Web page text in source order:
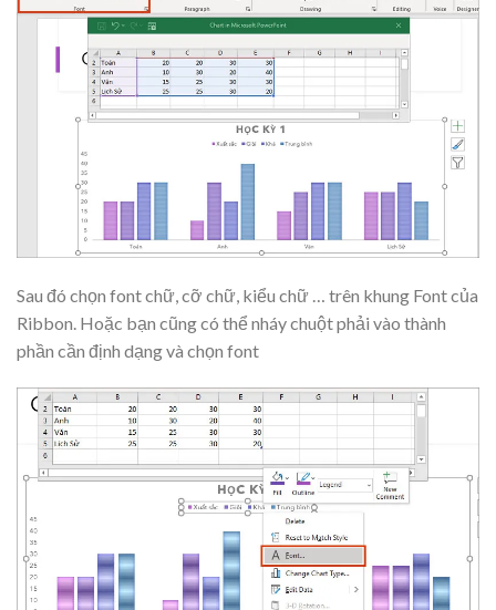
Sau đó chọn font chữ, cỡ chữ, kiểu chữ … trên khung Font của
Ribbon. Hoặc bạn cũng có thể nháy chuột phải vào thành
phần cần định dạng và chọn font